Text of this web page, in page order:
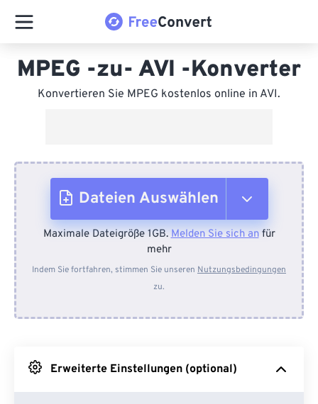
MPEG -zu- AVI -Konverter
Konvertieren Sie MPEG kostenlos online in AVI.
Dateien Auswählen
Vom Gerät
Von Dropbox
Maximale Dateigröße 1GB.Melden Sie sich anfür
mehr
Indem Sie fortfahren, stimmen Sie unseren Nutzungsbedingungen
zu.
Erweiterte Einstellungen (optional)